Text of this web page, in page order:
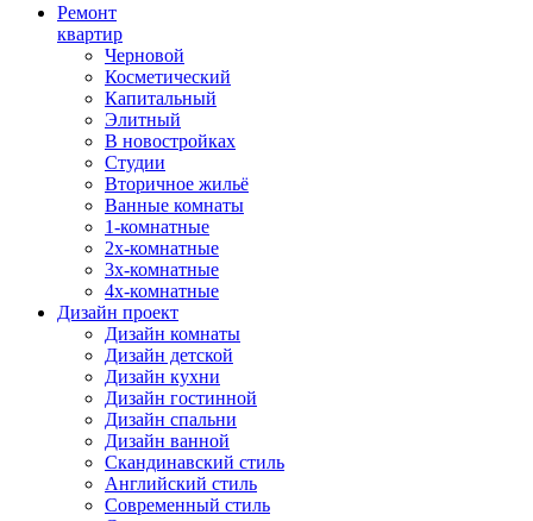
Ремонт
квартир
Черновой
Косметический
Капитальный
Элитный
В новостройках
Студии
Вторичное жильё
Ванные комнаты
1-комнатные
2х-комнатные
3х-комнатные
4х-комнатные
Дизайн проект
Дизайн комнаты
Дизайн детской
Дизайн кухни
Дизайн гостинной
Дизайн спальни
Дизайн ванной
Скандинавский стиль
Английский стиль
Современный стиль